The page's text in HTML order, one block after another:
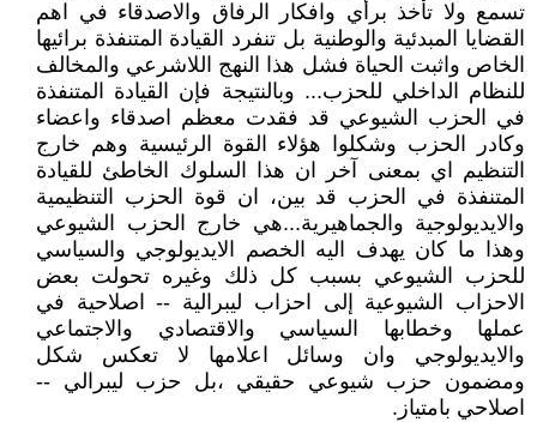
تسمع ولا تأخذ برأي وافكار الرفاق والاصدقاء في اهم
القضايا المبدئية والوطنية بل تنفرد القيادة المتنفذة برائيها
الخاص واثبت الحياة فشل هذا النهج اللاشرعي والمخالف
للنظام الداخلي للحزب... وبالنتيجة فإن القيادة المتنفذة
في الحزب الشيوعي قد فقدت معظم اصدقاء واعضاء
وكادر الحزب وشكلوا هؤلاء القوة الرئيسية وهم خارج
التنظيم اي بمعنى آخر ان هذا السلوك الخاطئ للقيادة
المتنفذة في الحزب قد بين، ان قوة الحزب التنظيمية
والايديولوجية والجماهيرية...هي خارج الحزب الشيوعي
وهذا ما كان يهدف اليه الخصم الايديولوجي والسياسي
للحزب الشيوعي بسبب كل ذلك وغيره تحولت بعض
الاحزاب الشيوعية إلى احزاب ليبرالية -- اصلاحية في
عملها وخطابها السياسي والاقتصادي والاجتماعي
والايديولوجي وان وسائل اعلامها لا تعكس شكل
ومضمون حزب شيوعي حقيقي ،بل حزب ليبرالي --
اصلاحي بامتياز.